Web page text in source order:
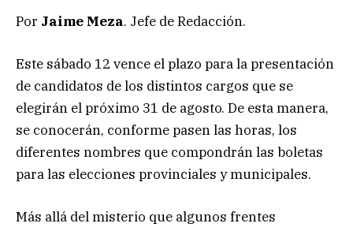
Por Jaime Meza. Jefe de Redacción.
Este sábado 12 vence el plazo para la presentación
de candidatos de los distintos cargos que se
elegirán el próximo 31 de agosto. De esta manera,
se conocerán, conforme pasen las horas, los
diferentes nombres que compondrán las boletas
para las elecciones provinciales y municipales.
Más allá del misterio que algunos frentes